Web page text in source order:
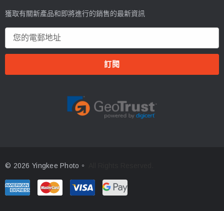
獲取有關新產品和即將進行的銷售的最新資訊
郵
© 2026 Yingkee Photo。